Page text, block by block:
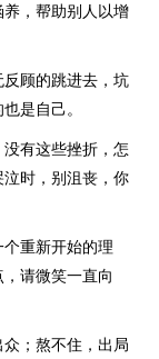
，帮助别人以增
顾的跳进去，坑
是自己。
有这些挫折，怎
时，别沮丧，你
重新开始的理
请微笑一直向
；熬不住，出局